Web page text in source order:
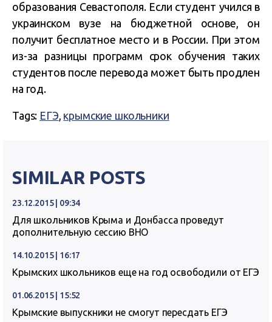
образования Севастополя. Если студент учился в
украинском вузе на бюджетной основе, он
получит бесплатное место и в России. При этом
из-за разницы программ срок обучения таких
студентов после перевода может быть продлен
на год.
Tags: ЕГЭ, крымские школьники
SIMILAR POSTS
23.12.2015 | 09:34
Для школьников Крыма и Донбасса проведут
дополнительную сессию ВНО
14.10.2015 | 16:17
Крымских школьников еще на год освободили от ЕГЭ
01.06.2015 | 15:52
Крымские выпускники не смогут пересдать ЕГЭ